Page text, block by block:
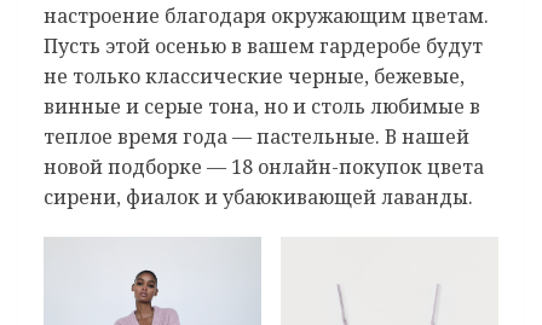
настроение благодаря окружающим цветам.
Пусть этой осенью в вашем гардеробе будут
не только классические черные, бежевые,
винные и серые тона, но и столь любимые в
теплое время года — пастельные. В нашей
новой подборке — 18 онлайн-покупок цвета
сирени, фиалок и убаюкивающей лаванды.